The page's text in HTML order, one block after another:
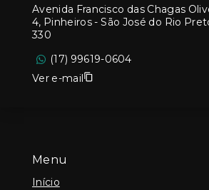
Menu
Início
Avenida Francisco das Chagas
4, Pinheiros - São José do Rio
330
(17) 99619-0604
Ver e-mail